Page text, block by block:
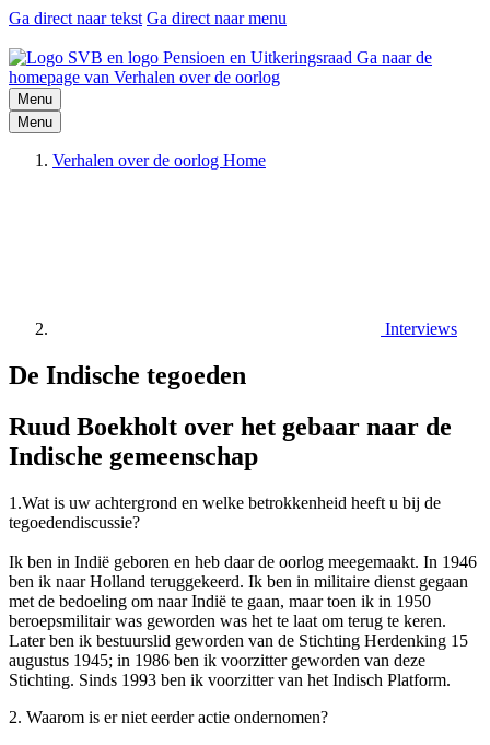
Ga direct naar tekst Ga direct naar menu
Ga naar de
homepage van Verhalen over de oorlog
Menu
Menu
Verhalen over de oorlog Home
Interviews
De Indische tegoeden
Ruud Boekholt over het gebaar naar de
Indische gemeenschap
1.Wat is uw achtergrond en welke betrokkenheid heeft u bij de
tegoedendiscussie?
Ik ben in Indië geboren en heb daar de oorlog meegemaakt. In 1946
ben ik naar Holland teruggekeerd. Ik ben in militaire dienst gegaan
met de bedoeling om naar Indië te gaan, maar toen ik in 1950
beroepsmilitair was geworden was het te laat om terug te keren.
Later ben ik bestuurslid geworden van de Stichting Herdenking 15
augustus 1945; in 1986 ben ik voorzitter geworden van deze
Stichting. Sinds 1993 ben ik voorzitter van het Indisch Platform.
2. Waarom is er niet eerder actie ondernomen?